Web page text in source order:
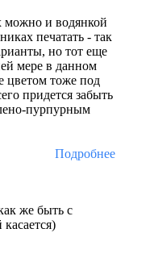
можно и водянкой
печатать - так
но тот еще
мере в данном
цветом тоже под
придется забыть
пурпурным
Подробнее
же быть с